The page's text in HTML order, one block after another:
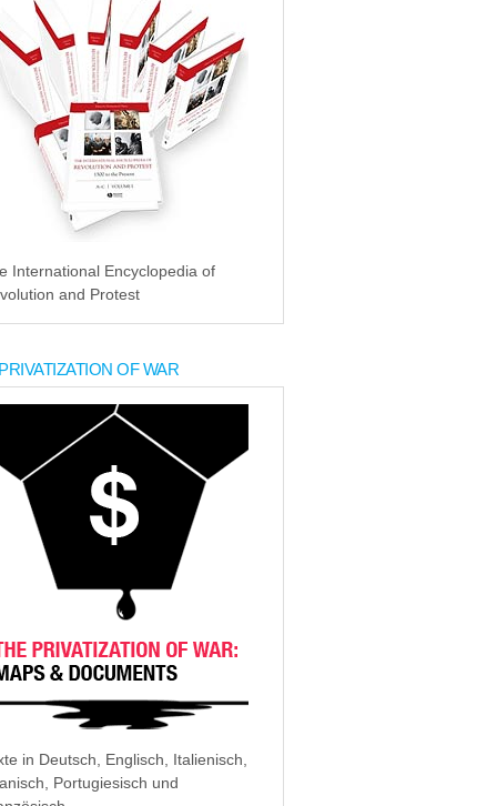
International Encyclopedia of
and Protest
OF WAR
in Deutsch, Englisch, Italienisch,
Portugiesisch und